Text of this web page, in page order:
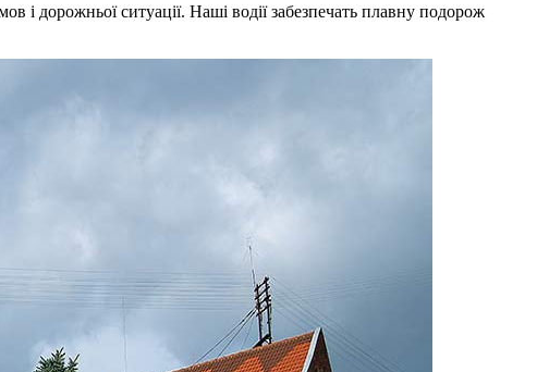
дорожньої ситуації. Наші водії забезпечать плавну подорож